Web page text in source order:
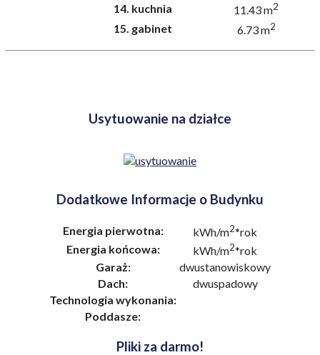
14. kuchnia 11.43 m2
15. gabinet 6.73 m2
Usytuowanie na działce
Dodatkowe Informacje o Budynku
Energia pierwotna: kWh/m2*rok
Energia końcowa:
kWh/m2*rok
Garaż:
dwustanowiskowy
Dach:
dwuspadowy
Technologia wykonania:
Poddasze:
Pliki za darmo!